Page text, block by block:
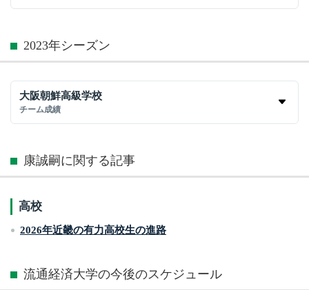
2023年シーズン
大阪朝鮮高級学校
チーム成績
康誠嗣に関する記事
高校
2026年近畿の有力高校生の進路
流通経済大学の今後のスケジュール